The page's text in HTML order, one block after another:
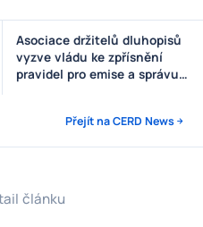
Asociace držitelů dluhopisů
vyzve vládu ke zpřísnění
pravidel pro emise a správu
Přejít na CERD News
článku